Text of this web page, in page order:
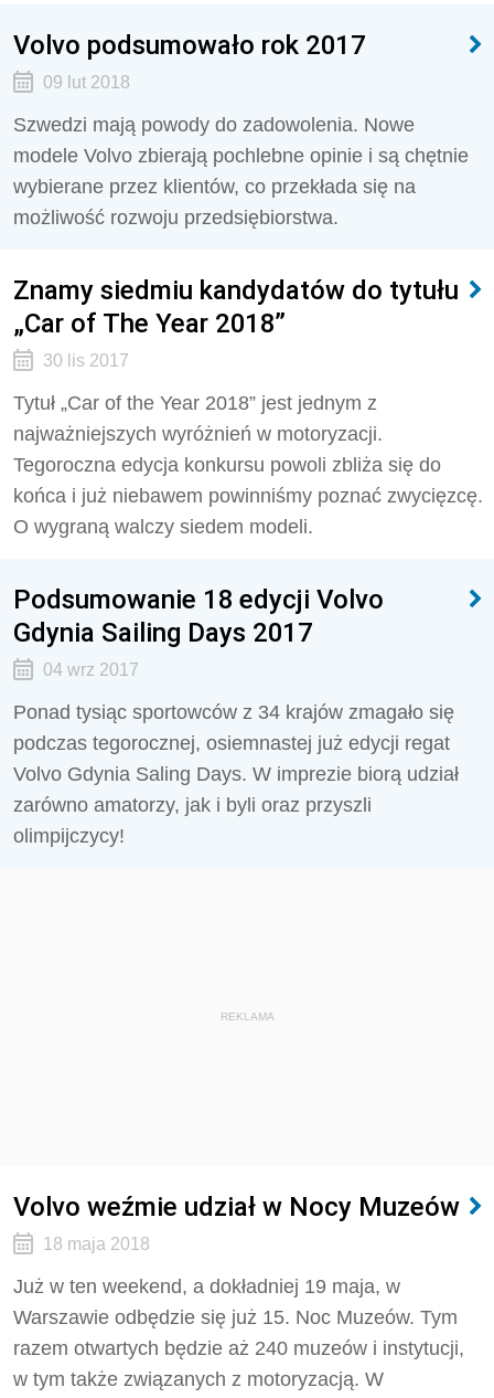
Volvo podsumowało rok 2017
09 lut 2018
Szwedzi mają powody do zadowolenia. Nowe
modele Volvo zbierają pochlebne opinie i są chętnie
wybierane przez klientów, co przekłada się na
możliwość rozwoju przedsiębiorstwa.
Znamy siedmiu kandydatów do tytułu
„Car of The Year 2018”
30 lis 2017
Tytuł „Car of the Year 2018” jest jednym z
najważniejszych wyróżnień w motoryzacji.
Tegoroczna edycja konkursu powoli zbliża się do
końca i już niebawem powinniśmy poznać zwycięzcę.
O wygraną walczy siedem modeli.
Podsumowanie 18 edycji Volvo
Gdynia Sailing Days 2017
04 wrz 2017
Ponad tysiąc sportowców z 34 krajów zmagało się
podczas tegorocznej, osiemnastej już edycji regat
Volvo Gdynia Saling Days. W imprezie biorą udział
zarówno amatorzy, jak i byli oraz przyszli
olimpijczycy!
REKLAMA
Volvo weźmie udział w Nocy Muzeów
18 maja 2018
Już w ten weekend, a dokładniej 19 maja, w
Warszawie odbędzie się już 15. Noc Muzeów. Tym
razem otwartych będzie aż 240 muzeów i instytucji,
w tym także związanych z motoryzacją. W